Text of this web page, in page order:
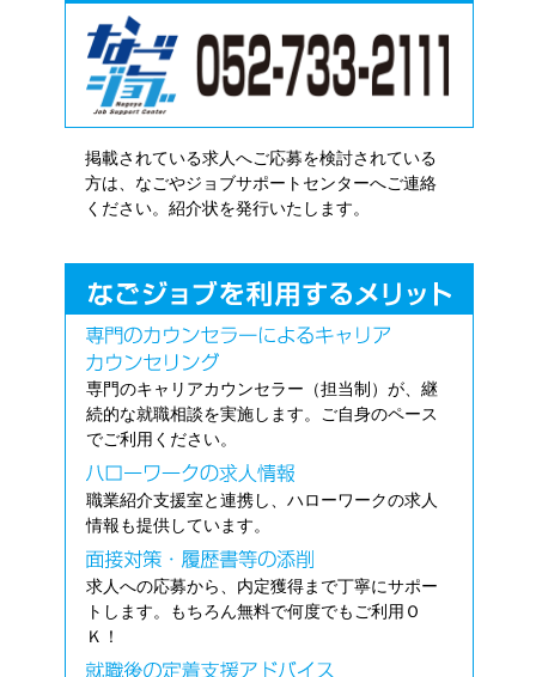
掲載されている求人へご応募を検討されている
方は、なごやジョブサポートセンターへご連絡
ください。紹介状を発行いたします。
専門のキャリアカウンセラー（担当制）が、継
続的な就職相談を実施します。ご自身のペース
でご利用ください。
職業紹介支援室と連携し、ハローワークの求人
情報も提供しています。
求人への応募から、内定獲得まで丁寧にサポー
トします。もちろん無料で何度でもご利用Ｏ
Ｋ！